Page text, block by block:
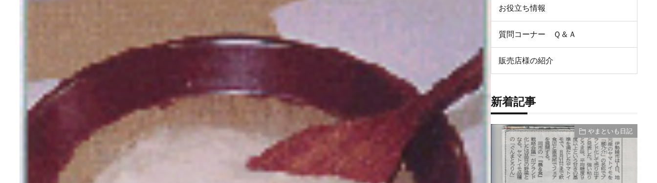
お役立ち情報
質問コーナー Ｑ＆Ａ
販売店様の紹介
新着記事
やまといも日記